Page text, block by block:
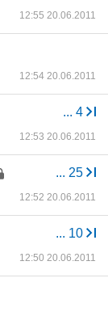
12:55 20.06.2011
12:54 20.06.2011
... 4
12:53 20.06.2011
... 25
12:52 20.06.2011
... 10
12:50 20.06.2011